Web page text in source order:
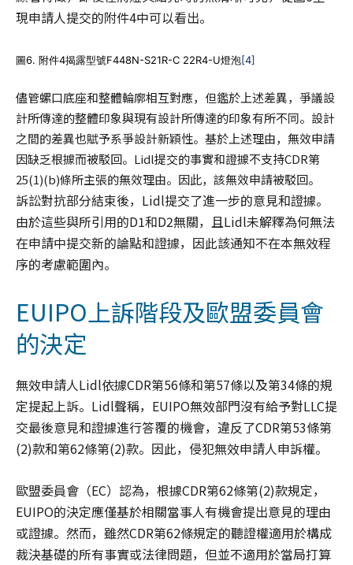
現申請人提交的附件4中可以看出。
圖6. 附件4揭露型號F448N-S21R-C 22R4-U燈泡[4]
儘管螺口底座和整體輪廓相互對應，但鑑於上述差異，爭議設
計所傳達的整體印象與現有設計所傳達的印象有所不同。設計
之間的差異也賦予系爭設計新穎性。基於上述理由，無效申請
因缺乏根據而被駁回。Lidl提交的事實和證據不支持CDR第
25(1)(b)條所主張的無效理由。因此，該無效申請被駁回。
訴訟對抗部分結束後，Lidl提交了進一步的意見和證據。
由於這些與所引用的D1和D2無關，且Lidl未解釋為何無法
在申請中提交新的論點和證據，因此該通知不在本無效程
序的考慮範圍內。
EUIPO上訴階段及歐盟委員會
的決定
無效申請人Lidl依據CDR第56條和第57條以及第34條的規
定提起上訴。Lidl聲稱，EUIPO無效部門沒有給予對LLC提
交最後意見和證據進行答覆的機會，違反了CDR第53條第
(2)款和第62條第(2)款。因此，侵犯無效申請人申訴權。
歐盟委員會（EC）認為，根據CDR第62條第(2)款規定，
EUIPO的決定應僅基於相關當事人有機會提出意見的理由
或證據。然而，雖然CDR第62條規定的聽證權適用於構成
裁決基礎的所有事實或法律問題，但並不適用於當局打算